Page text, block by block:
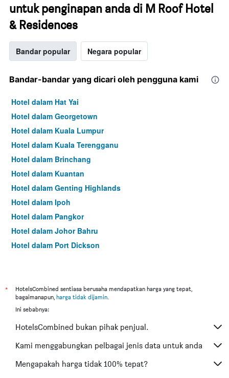
untuk penginapan anda di M Roof Hotel
& Residences
Bandar popular Negara popular
Bandar-bandar yang dicari oleh pengguna kami
Hotel dalam Hat Yai
Hotel dalam Georgetown
Hotel dalam Kuala Lumpur
Hotel dalam Kuala Terengganu
Hotel dalam Brinchang
Hotel dalam Kuantan
Hotel dalam Genting Highlands
Hotel dalam Ipoh
Hotel dalam Pangkor
Hotel dalam Johor Bahru
Hotel dalam Port Dickson
*
HotelsCombined sentiasa berusaha mendapatkan harga yang tepat,
bagaimanapun, harga tidak dijamin.
Ini sebabnya:
HotelsCombined bukan pihak penjual.
Kami menggabungkan pelbagai jenis data untuk anda
Mengapakah harga tidak 100% tepat?